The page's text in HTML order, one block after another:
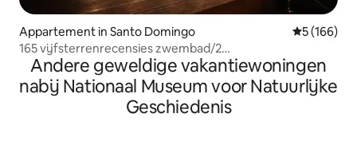
Appartement in Santo Domingo
5 (166)
165 vijfsterrenrecensies zwembad/2
jacuzzi's/fitnessruimte
Andere geweldige vakantiewoningen
nabij Nationaal Museum voor Natuurlijke
Geschiedenis